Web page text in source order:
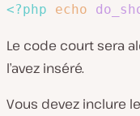
<?php echo
Le code court sera
l’avez inséré.
Vous devez inclure